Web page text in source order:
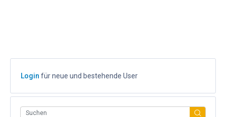
Login für neue und bestehende User
Suchen